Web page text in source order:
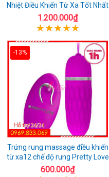
Nhiệt Điều Khiển Từ Xa Tốt Nhất
1.200.000₫
-13%
Trứng rung massage điều khiển
từ xa12 chế độ rung Pretty Love
600.000₫